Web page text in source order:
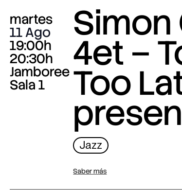
martes
11 Ago
19:00h
20:30h
Jamboree
Sala 1
Simon
4et –
Too
Jazz
Saber más